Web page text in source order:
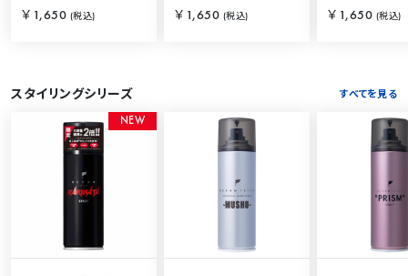
￥1,650 (税込)
￥1,650 (税込) ￥1,650 (税込)
スタイリングシリーズ すべてを見る
N EW